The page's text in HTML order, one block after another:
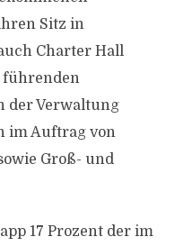
Sitz in
Charter Hall
führenden
der Verwaltung
im Auftrag von
Groß- und
17 Prozent der im